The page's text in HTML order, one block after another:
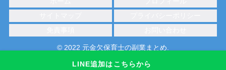
LINE追加はこちらから
© 2022 元金欠保育士の副業まとめ.